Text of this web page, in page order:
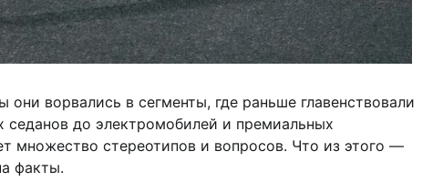
ворвались в сегменты, где раньше главенствовали
до электромобилей и премиальных
множество стереотипов и вопросов. Что из этого —
факты.